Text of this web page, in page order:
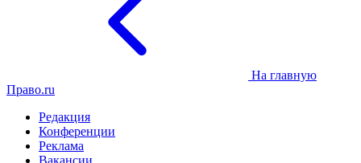
На главную
Право.ru
Редакция
Конференции
Реклама
Вакансии